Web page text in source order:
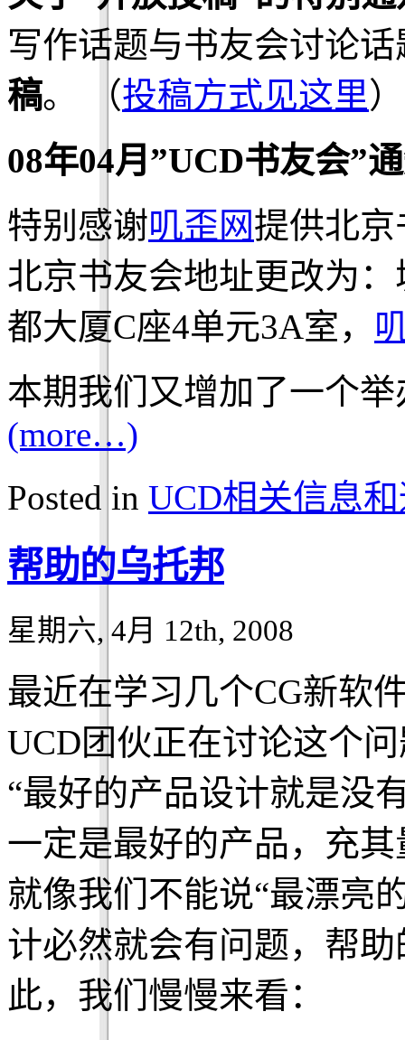
写作话题与书友会讨论
稿。 （投稿方式见这里）
08年04月”UCD书友会”
特别感谢叽歪网提供北
北京书友会地址更改为
都大厦C座4单元3A室，
本期我们又增加了一个
(more…)
Posted in UCD相关信息
帮助的乌托邦
星期六, 4月 12th, 2008
最近在学习几个CG新软
UCD团伙正在讨论这个
“最好的产品设计就是没
一定是最好的产品，充
就像我们不能说“最漂
计必然就会有问题，帮
此，我们慢慢来看：